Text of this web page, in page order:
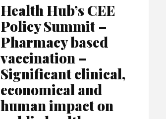
Health Hub’s CEE
Policy Summit –
Pharmacy based
vaccination –
Significant clinical,
economical and
human impact on